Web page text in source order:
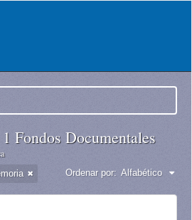
Fondos Documentales
Ordenar por: Alfabético